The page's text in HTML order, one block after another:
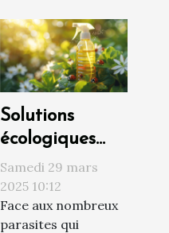
Solutions
écologiques
pour lutter
contre les
parasites du
Samedi 29 mars
2025 10:12
Face aux nombreux
parasites qui